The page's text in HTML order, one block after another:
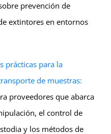
prevención de
extintores en entornos
prácticas para la
de muestras:
proveedores que abarca
el control de
y los métodos de